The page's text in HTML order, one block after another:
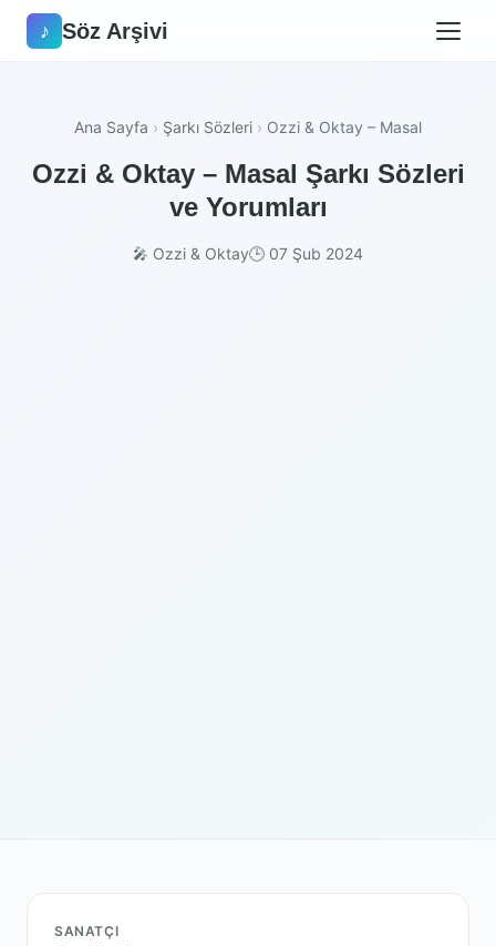
♪ Söz Arşivi
Ana Sayfa › Şarkı Sözleri › Ozzi & Oktay – Masal
Ozzi & Oktay – Masal Şarkı Sözleri
ve Yorumları
🎤 Ozzi & Oktay🕒 07 Şub 2024
SANATÇI